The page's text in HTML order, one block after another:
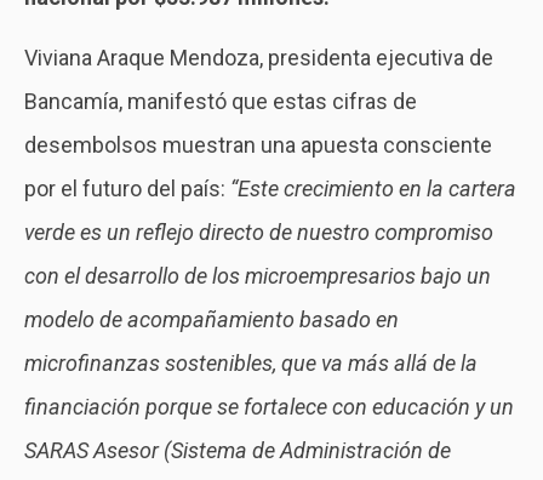
Viviana Araque Mendoza, presidenta ejecutiva de
Bancamía, manifestó que estas cifras de
desembolsos muestran una apuesta consciente
por el futuro del país: “Este crecimiento en la cartera
verde es un reflejo directo de nuestro compromiso
con el desarrollo de los microempresarios bajo un
modelo de acompañamiento basado en
microfinanzas sostenibles, que va más allá de la
financiación porque se fortalece con educación y un
SARAS Asesor (Sistema de Administración de